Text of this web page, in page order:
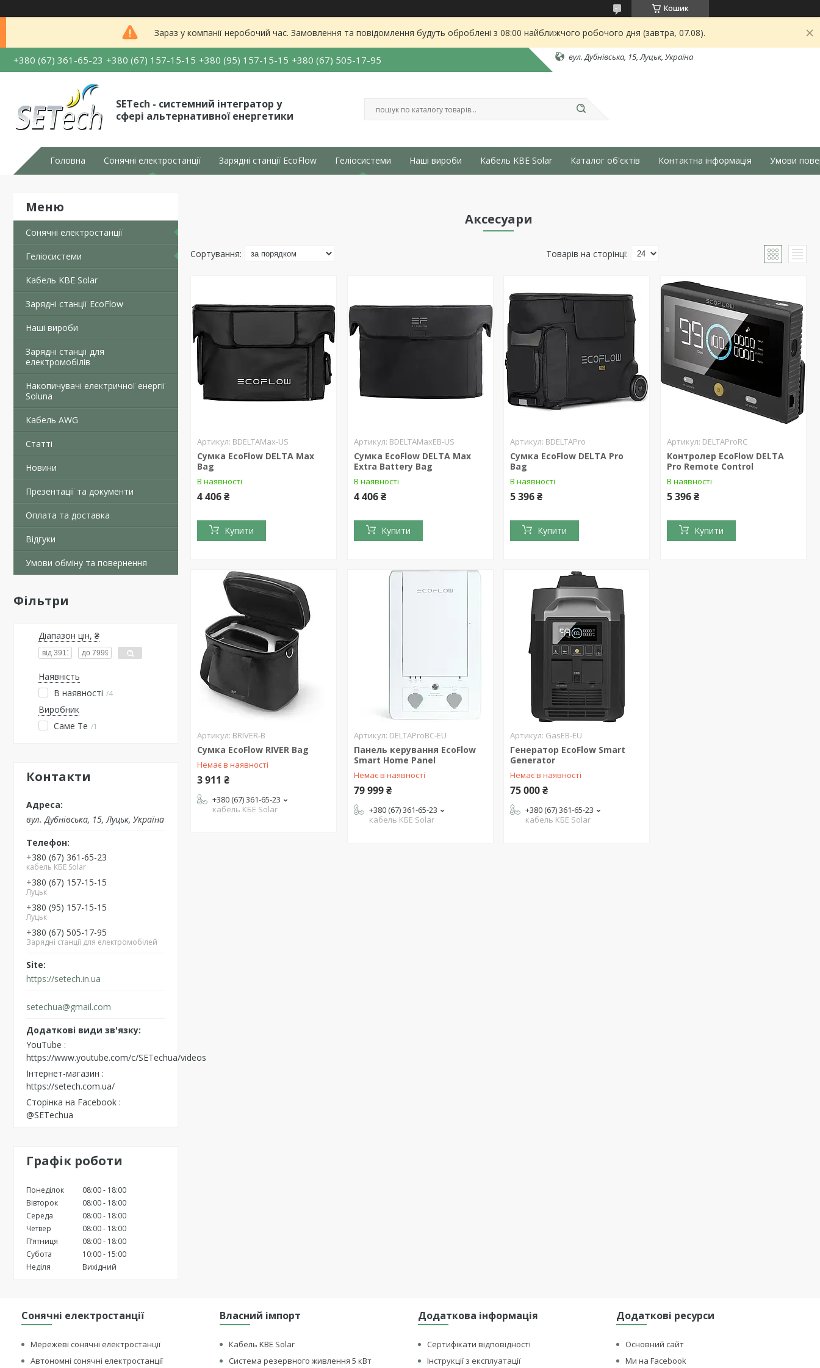
Кошик
Зараз у компанії неробочий час. Замовлення та повідомлення будуть оброблені з 08:00 найближчого робочого дня (завтра, 07.08).
+380 (67) 361-65-23 +380 (67) 157-15-15 +380 (95) 157-15-15 +380 (67) 505-17-95 вул. Дубнівська, 15, Луцьк, Україна
SETech - системний інтегратор у
сфері альтернативної енергетики
Головна Сонячні електростанції Зарядні станції EcoFlow Геліосистеми Наші вироби Кабель KBE Solar Каталог об'єктів Контактна інформація Умови
Сонячні електростанції
Геліосистеми
Кабель KBE Solar
Зарядні станції EcoFlow
Наші вироби
Зарядні станції для
електромобілів
Накопичувачі електричної енергії
Soluna
Кабель AWG
Статті
Новини
Презентації та документи
Оплата та доставка
Відгуки
Умови обміну та повернення
Фільтри
Діапазон цін, ₴
Наявність
В наявності
4
Виробник
Саме Те
1
Контакти
вул. Дубнівська, 15, Луцьк, Україна
+380 (67) 361-65-23
кабель КБЕ Solar
+380 (67) 157-15-15
Луцьк
+380 (95) 157-15-15
Луцьк
+380 (67) 505-17-95
Зарядні станції для електромобілей
https://setech.in.ua
setechua@gmail.com
YouTube
https://www.youtube.com/c/SETechua/videos
Інтернет-магазин
https://setech.com.ua/
Сторінка на Facebook
@SETechua
Графік роботи
Понеділок 08:00
18:00
Вівторок
08:00
18:00
Середа
08:00
18:00
Четвер
08:00
18:00
Пʼятниця
08:00
18:00
Субота
10:00
15:00
Неділя
Вихідний
Аксесуари
BDELTAMax-US
Сумка EcoFlow DELTA Max
Bag
В наявності
4 406 ₴
Купити
BDELTAMaxEB-US
Сумка EcoFlow DELTA Max
Extra Battery Bag
В наявності
4 406 ₴
Купити
BDELTAPro
Сумка EcoFlow DELTA Pro
Bag
В наявності
5 396 ₴
Купити
DELTAProRC
Контролер EcoFlow DELTA
Pro Remote Control
В наявності
5 396 ₴
Купити
BRIVER-B
Сумка EcoFlow RIVER Bag
Немає в наявності
3 911 ₴
+380 (67) 361-65-23
кабель КБЕ Solar
DELTAProBC-EU
Панель керування EcoFlow
Smart Home Panel
Немає в наявності
79 999 ₴
+380 (67) 361-65-23
кабель КБЕ Solar
GasEB-EU
Генератор EcoFlow Smart
Generator
Немає в наявності
75 000 ₴
+380 (67) 361-65-23
кабель КБЕ Solar
Сонячні електростанції
Мережеві сонячні електростанції
Автономні сонячні електростанції
Власний імпорт
Кабель KBE Solar
Система резервного живлення 5 кВт
Додаткова інформація
Сертифікати відповідності
Інструкції з експлуатації
Додаткові ресурси
Основний сайт
Ми на Facebook